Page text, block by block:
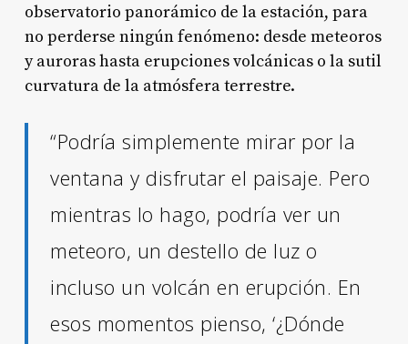
observatorio panorámico de la estación, para
no perderse ningún fenómeno: desde meteoros
y auroras hasta erupciones volcánicas o la sutil
curvatura de la atmósfera terrestre.
“Podría simplemente mirar por la
ventana y disfrutar el paisaje. Pero
mientras lo hago, podría ver un
meteoro, un destello de luz o
incluso un volcán en erupción. En
esos momentos pienso, ‘¿Dónde